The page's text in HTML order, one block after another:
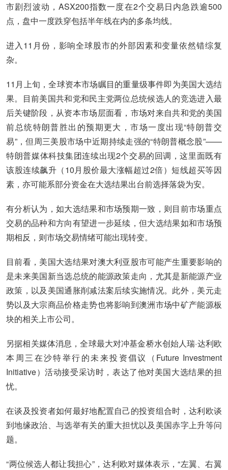
市剧烈波动，ASX200指数一度在2个交易日内急跌逾500
点，盘中一度跌穿包括半年线在内的多条均线。
进入11月份，影响全球股市的外部因素和变量依然错综复
杂。
11月上旬，全球资本市场瞩目的重量级事件即为美国大选结
果。目前美国共和党和民主党两位总统候选人的竞选进入最
后关键阶段，从资本市场层面看，市场对来自共和党的美国
前总统特朗普胜出的预期更大，市场一度出现“特朗普交
易”，但周三美股市场中近期持续走强的“特朗普概念股”——
特朗普媒体科技集团连续出现2个交易的回调，这里面既有
该股连续飙升（10月股价最大涨幅超过2倍）短线超买等因
素，亦可能系部分资金在大选结果出台前选择落袋为安。
有分析认为，如大选结果和市场预期一致，则目前市场重点
交易的品种和方向有望进一步延续，但大选结果如和市场预
期相反，则市场交易情绪可能出现转变。
目前看，美国大选结果对澳大利亚股市可能产生重要影响的
是未来美国新当选总统的能源政策走向，尤其是新能源产业
政策，以及美国通胀削减法案后续实施情况。此外，美元走
势以及大宗商品价格走势也将影响到澳洲市场中矿产能源板
块的相关上市公司。
另据相关媒体消息，全球最大对冲基金桥水创始人瑞·达利欧
本周三在沙特举行的未来投资倡议（Future Investment
Initiative）活动接受采访时，表达了他对美国大选结果的担
忧。
在谈及投资者如何最好地配置自己的投资组合时，达利欧谈
到地缘政治、与选举有关的重大担忧以及美国赤字上升等问
题。
“两位候选人都让我担心”，达利欧对媒体表示，“左翼、右翼